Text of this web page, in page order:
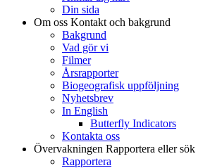
Din sida
Om oss Kontakt och bakgrund
Bakgrund
Vad gör vi
Filmer
Årsrapporter
Biogeografisk uppföljning
Nyhetsbrev
In English
Butterfly Indicators
Kontakta oss
Övervakningen Rapportera eller sök
Rapportera